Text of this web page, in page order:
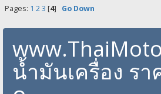
Pages: 1 2 3 [4] Go Down
น้ำมันเครื่อง รา